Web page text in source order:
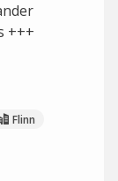
+++
Flinn